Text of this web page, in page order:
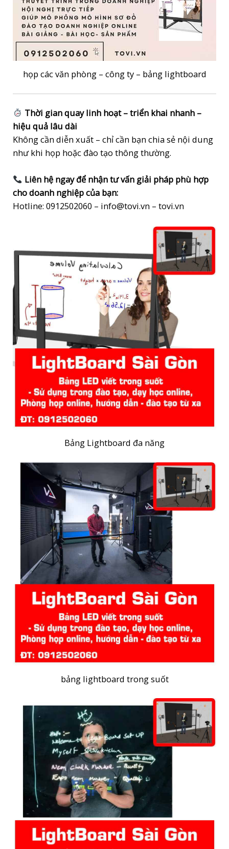
họp các văn phòng – công ty – bảng lightboard
Thời gian quay linh hoạt – triển khai nhanh –
hiệu quả lâu dài
Không cần diễn xuất – chỉ cần bạn chia sẻ nội dung
như khi họp hoặc đào tạo thông thường.
Liên hệ ngay để nhận tư vấn giải pháp phù hợp
cho doanh nghiệp của bạn:
Hotline: 0912502060 – info@tovi.vn – tovi.vn
Bảng Lightboard đa năng
bảng lightboard trong suốt